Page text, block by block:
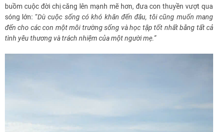
buồm cuộc đời chị căng lên mạnh mẽ hơn, đưa con thuyền vượt qua
sóng lớn: “Dù cuộc sống có khó khăn đến đâu, tôi cũng muốn mang
đến cho các con một môi trường sống và học tập tốt nhất bằng tất cả
tình yêu thương và trách nhiệm của một người mẹ.”